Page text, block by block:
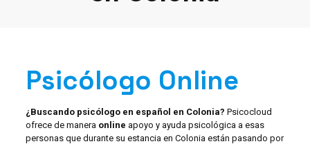
Psicólogo Online
¿Buscando psicólogo en español en Colonia? Psicocloud
ofrece de manera online apoyo y ayuda psicológica a esas
personas que durante su estancia en Colonia están pasando por